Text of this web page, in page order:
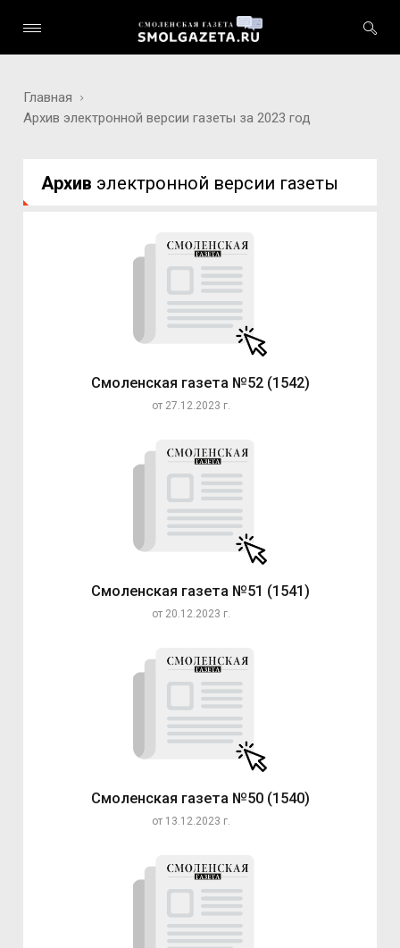
Главная
Архив электронной версии газеты за 2023 год
Архив электронной версии газеты
Смоленская газета №52 (1542)
от 27.12.2023 г.
Смоленская газета №51 (1541)
от 20.12.2023 г.
Смоленская газета №50 (1540)
от 13.12.2023 г.